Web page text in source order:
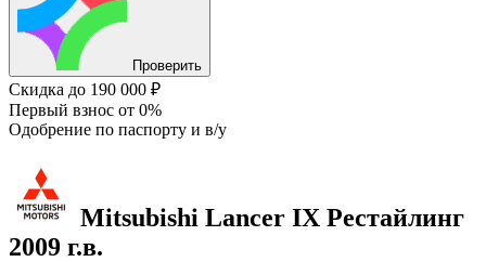
Проверить
Скидка до 190 000 ₽
Первый взнос от 0%
Одобрение по паспорту и в/у
Mitsubishi Lancer IX Рестайлинг
2009 г.в.